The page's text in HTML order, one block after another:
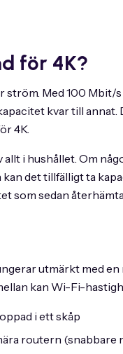
för 4K?
Med 100 Mbit/
kvar till annat.
4K.
allt i hushållet. Om
det tillfälligt ta
som sedan
utmärkt med
kan Wi-Fi-
i ett skåp
routern (snabbare